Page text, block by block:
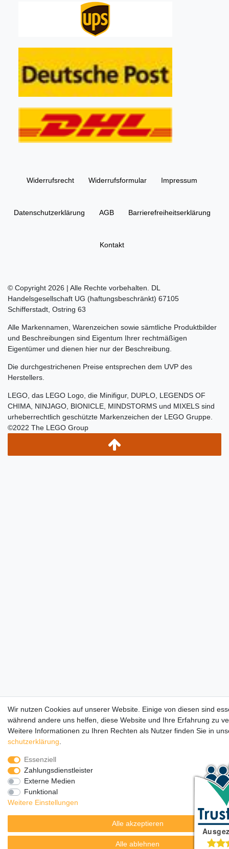
Widerrufs­recht Widerrufs­formular Impressum
Daten­schutz­erklärung AGB Barrierefreiheitserklärung
Kontakt
© Copyright 2026 | Alle Rechte vorbehalten. DL
Handelsgesellschaft UG (haftungsbeschränkt) 67105
Schifferstadt, Ostring 63
Alle Markennamen, Warenzeichen sowie sämtliche Produktbilder
und Beschreibungen sind Eigentum Ihrer rechtmäßigen
Eigentümer und dienen hier nur der Beschreibung.
Die durchgestrichenen Preise entsprechen dem UVP des
Herstellers.
LEGO, das LEGO Logo, die Minifigur, DUPLO, LEGENDS OF
CHIMA, NINJAGO, BIONICLE, MINDSTORMS und MIXELS sind
urheberrechtlich geschützte Markenzeichen der LEGO Gruppe.
©2022 The LEGO Group
Wir nutzen Cookies auf unserer Website. Einige von diesen sind
während andere uns helfen, diese Website und Ihre Erfahrung zu
Weitere Informationen zu Ihren Rechten als Nutzer finden Sie in
schutz­erklärung
Essenziell
Zahlungsdienstleister
Externe Medien
Funktional
Weitere Einstellungen
Alle akzeptieren
Alle ablehnen